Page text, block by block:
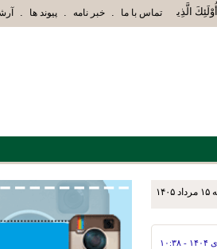
الَّذِينَ هَدَاهُمُ اللَّهُ وَأُوْلَئِكَ هُمْ أُوْلُوا الْأَلْبَابِ»
تماس با ما . خبر نامه . پیوند ها .